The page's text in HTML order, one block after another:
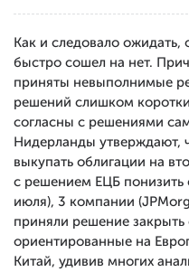
Как и следовало
быстро сошел на нет.
приняты невыполнимые
решений слишком
согласны с решениями
Нидерланды утверждают,
выкупать облигации на
с решением ЕЦБ понизить
июля), 3 компании
приняли решение
ориентированные на
Китай, удивив многих